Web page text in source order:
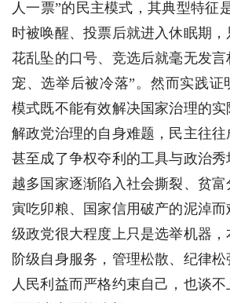
人一票”的民主模式，其典型特征
时被唤醒、投票后就进入休眠期
花乱坠的口号、竞选后就毫无发
宠、选举后被冷落”。然而实践证
模式既不能有效解决国家治理的
解政党治理的自身难题，民主往往
甚至成了争权夺利的工具与政治
越多国家逐渐陷入社会撕裂、贫富
寅吃卯粮、国家信用破产的泥淖
级政党很大程度上只是选举机器
阶级自身服务，管理松散、纪律
人民利益而严格约束自己，也谈